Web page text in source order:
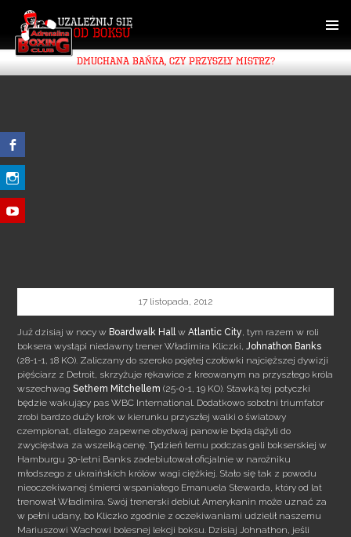
CONTENT
DMUCHANA BAŃKA, CZY PRZYSZŁY MISTRZ?
17 listopada, 2012
Już dzisiaj w nocy wBoardwalk Hall wAtlantic City , tym razem w roli
boksera wystąpi niedawny trener Władimira Kliczki,Johnathon Banks
(28-1-1, 18 KO). Zaliczany do szeroko pojętej czołówki najcięższej dywizji
pięściarz z Detroit, skrzyżuje rękawice z kreowanym na przyszłego króla
wszechwagSethem Mitchellem (25-0-1, 19 KO). Stawką tej potyczki
będzie wakujący pas WBC International. Dodatkowo sobotni triumfator
zrobi bardzo duży krok w kierunku przyszłej walki o światowy
czempionat, dlatego zapewne obydwaj panowie będą dążyli do
zwycięstwa za wszelką cenę. Tydzień temu podczas gali bokserskiej w
Hamburgu 30-letni Banks zadebiutował oficjalnie w narożniku
młodszego z ukraińskich królów wagi ciężkiej. Stało się tak z powodu
nieoczekiwanej śmierci wspaniałego Emanuela Stewarda, który od lat
trenował Władimira. Swój trenerski debiut Amerykanin może uznać za
w pełni udany, bo Kliczko zgodnie z oczekiwaniami udzielił naszemu
Mariuszowi Wachowi bolesnej lekcji boksu. Dzisiaj Johnathon, jeśli